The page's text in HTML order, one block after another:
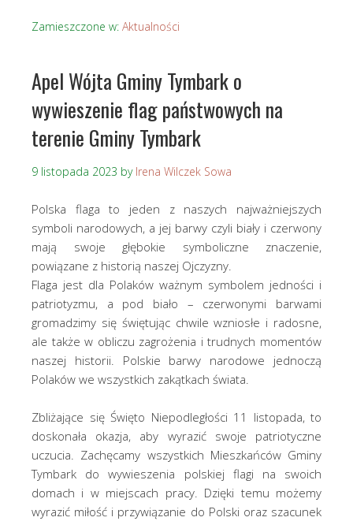
Zamieszczone w: Aktualności
Apel Wójta Gminy Tymbark o
wywieszenie flag państwowych na
terenie Gminy Tymbark
9 listopada 2023 by Irena Wilczek Sowa
Polska flaga to jeden z naszych najważniejszych
symboli narodowych, a jej barwy czyli biały i czerwony
mają swoje głębokie symboliczne znaczenie,
powiązane z historią naszej Ojczyzny.
Flaga jest dla Polaków ważnym symbolem jedności i
patriotyzmu, a pod biało – czerwonymi barwami
gromadzimy się świętując chwile wzniosłe i radosne,
ale także w obliczu zagrożenia i trudnych momentów
naszej historii. Polskie barwy narodowe jednoczą
Polaków we wszystkich zakątkach świata.
Zbliżające się Święto Niepodległości 11 listopada, to
doskonała okazja, aby wyrazić swoje patriotyczne
uczucia. Zachęcamy wszystkich Mieszkańców Gminy
Tymbark do wywieszenia polskiej flagi na swoich
domach i w miejscach pracy. Dzięki temu możemy
wyrazić miłość i przywiązanie do Polski oraz szacunek